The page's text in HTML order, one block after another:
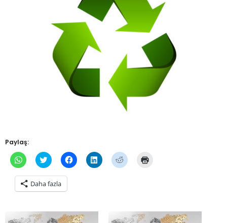
Paylaş:
WhatsApp'ta
paylaşmak
tıklayın
(Yeni
pencerede
Twitter
üzerinde
için
tıklayın
(Yeni
Facebook'ta
paylaşmak
Linkedln
üzerinden
Reddit
üzerinde
Daha fazla